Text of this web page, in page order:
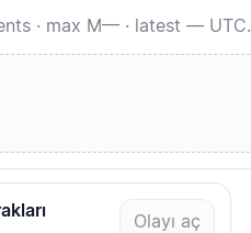
· max M— · latest — UTC.
Olayı aç